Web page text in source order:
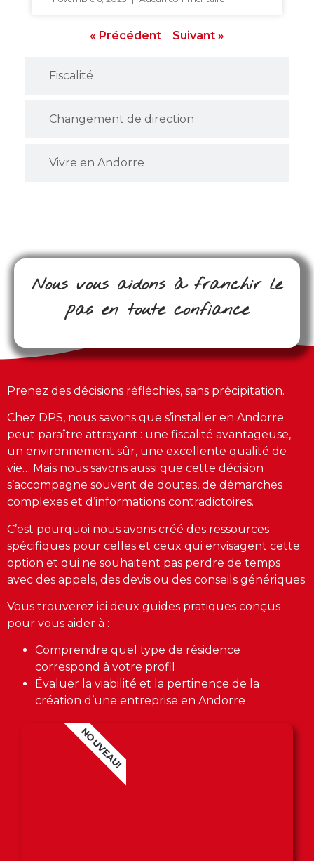
Fiscalité
Changement de direction
Vivre en Andorre
« Précédent Suivant »
Nous vous aidons à franchir le
pas en toute confiance
Prenez des décisions réfléchies, sans précipitation.
Chez DPS, nous savons que s’installer en Andorre
peut paraître attrayant : une fiscalité avantageuse,
un environnement sûr, une excellente qualité de
vie… Mais nous savons aussi que cette décision
s’accompagne souvent de doutes, de démarches
complexes et d’informations contradictoires.
C’est pourquoi nous avons créé des ressources
spécifiques pour celles et ceux qui envisagent cette
option et qui ne souhaitent pas perdre de temps
avec des appels, des devis ou des conseils génériques.
Vous trouverez ici deux guides pratiques conçus
pour vous aider à :
Comprendre quel type de résidence
correspond à votre profil
Évaluer la viabilité et la pertinence de la
création d’une entreprise en Andorre
NOUVEAU!